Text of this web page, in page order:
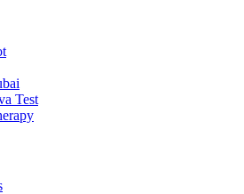
Test